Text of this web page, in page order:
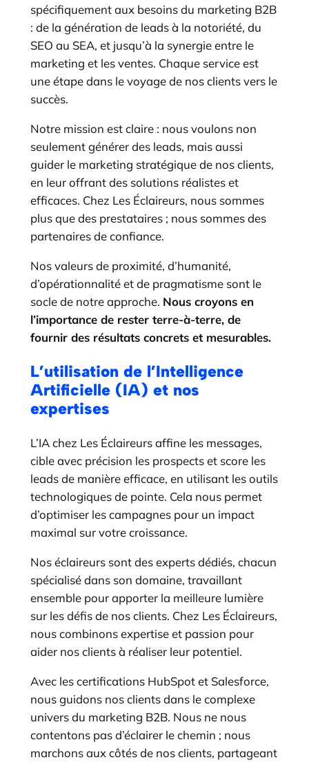
spécifiquement aux besoins du marketing B2B
: de la génération de leads à la notoriété, du
SEO au SEA, et jusqu’à la synergie entre le
marketing et les ventes. Chaque service est
une étape dans le voyage de nos clients vers le
succès.
Notre mission est claire : nous voulons non
seulement générer des leads, mais aussi
guider le marketing stratégique de nos clients,
en leur offrant des solutions réalistes et
efficaces. Chez Les Éclaireurs, nous sommes
plus que des prestataires ; nous sommes des
partenaires de confiance.
Nos valeurs de proximité, d’humanité,
d’opérationnalité et de pragmatisme sont le
socle de notre approche. Nous croyons en
l’importance de rester terre-à-terre, de
fournir des résultats concrets et mesurables.
L’utilisation de l’Intelligence
Artificielle (IA) et nos
expertises
L’IA chez Les Éclaireurs affine les messages,
cible avec précision les prospects et score les
leads de manière efficace, en utilisant les outils
technologiques de pointe. Cela nous permet
d’optimiser les campagnes pour un impact
maximal sur votre croissance.
Nos éclaireurs sont des experts dédiés, chacun
spécialisé dans son domaine, travaillant
ensemble pour apporter la meilleure lumière
sur les défis de nos clients. Chez Les Éclaireurs,
nous combinons expertise et passion pour
aider nos clients à réaliser leur potentiel.
Avec les certifications HubSpot et Salesforce,
nous guidons nos clients dans le complexe
univers du marketing B2B. Nous ne nous
contentons pas d’éclairer le chemin ; nous
marchons aux côtés de nos clients, partageant